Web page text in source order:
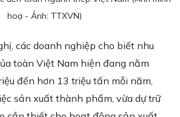
hoạ - Ảnh: TTXVN)
các doanh nghiệp cho biết nhu
toàn Việt Nam hiện đang nằm
đến hơn 13 triệu tấn mỗi năm,
sản xuất thành phẩm, vừa dự trữ